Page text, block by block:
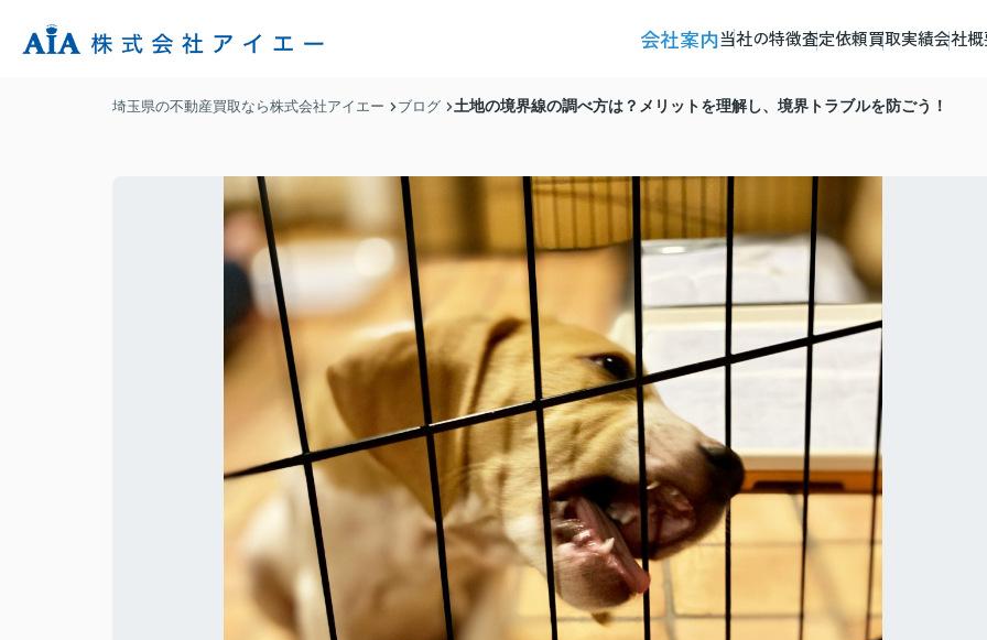
会社案内当社の特徴査定依頼買取実績会社
埼玉県の不動産買取なら株式会社アイエー ブログ 土地の境界線の調べ方は？メリットを理解し、境界トラブルを防ごう！